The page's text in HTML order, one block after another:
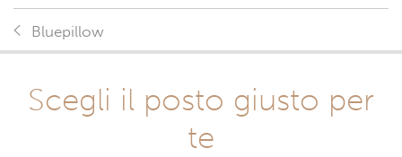
Bluepillow
Scegli il posto giusto per
te